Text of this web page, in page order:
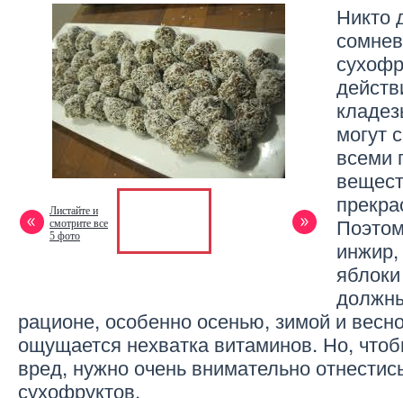
Листайте и
смотрите все
5 фото
Никто
могут
всеми
рационе, особенно осенью, зимой и
ощущается нехватка витаминов. Но,
вред, нужно очень внимательно
сухофруктов.